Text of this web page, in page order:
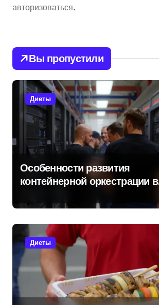
авторизоваться.
Вы пропустили
Диеты
Особенности развития
контейнерной оркестрации в
Диеты